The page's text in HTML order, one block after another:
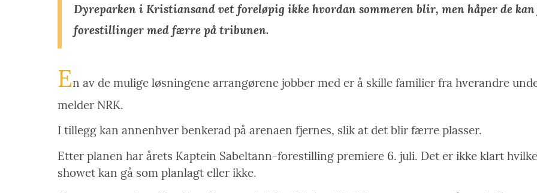
Dyreparken i Kristiansand vet foreløpig ikke hvordan sommeren blir, men håper de
forestillinger med færre på tribunen.
En av de mulige løsningene arrangørene jobber med er å skille familier fra hverandre
melder NRK.
I tillegg kan annenhver benkerad på arenaen fjernes, slik at det blir færre plasser.
Etter planen har årets Kaptein Sabeltann-forestilling premiere 6. juli. Det er ikke klart
showet kan gå som planlagt eller ikke.